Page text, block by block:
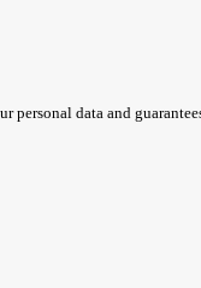
personal data and